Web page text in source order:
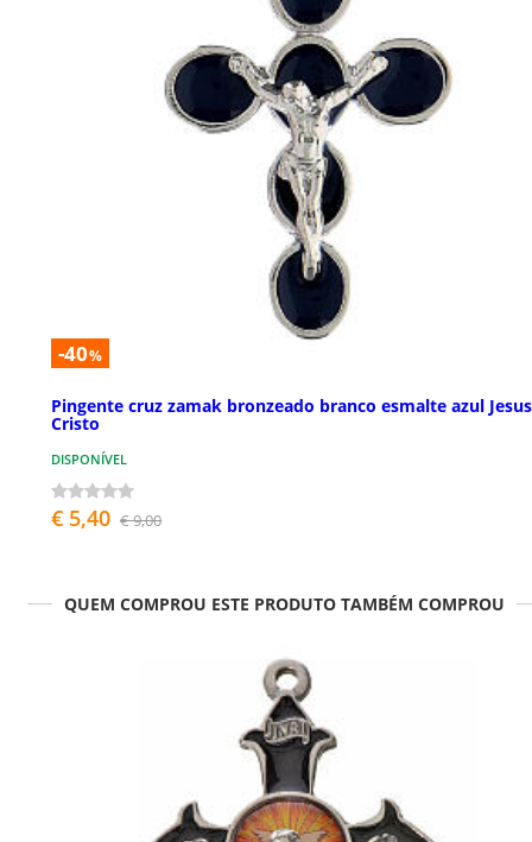
-40%
Pingente cruz zamak bronzeado branco esmalte azul Jesus
Cristo
DISPONÍVEL
€ 5,40 € 9,00
QUEM COMPROU ESTE PRODUTO TAMBÉM COMPROU